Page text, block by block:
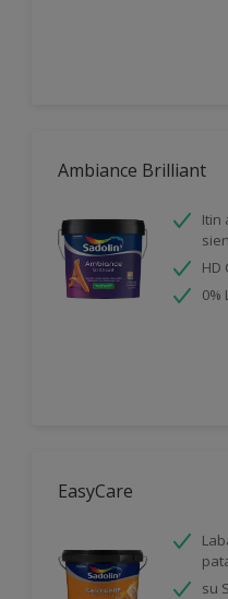
Ambiance Brilliant
Itin
HD
0%
EasyCare
su